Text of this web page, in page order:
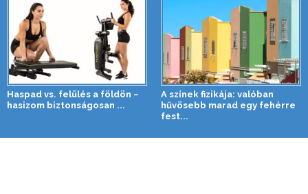
Haspad vs. felülés a földön –
hasizom biztonságosan ...
A színek fizikája: valóban
hűvösebb marad egy fehérre
fest...